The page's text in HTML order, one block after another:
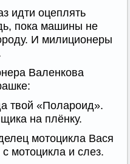
идти оцеплять
пока машины не
И милиционеры
Валенкова
твой «Полароид».
на плёнку.
мотоцикла Вася
мотоцикла и слез.